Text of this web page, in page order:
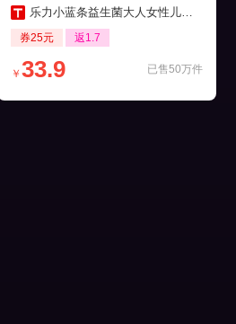
乐力小蓝条益生菌大人女性儿童肠胃肠道口腔
券25元 返1.7
已售50万件
￥ 33.9